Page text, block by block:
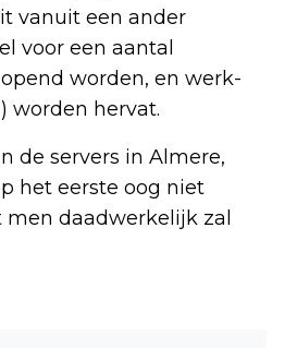
vanuit een ander
voor een aantal
worden, en werk-
worden hervat.
de servers in Almere,
het eerste oog niet
daadwerkelijk zal